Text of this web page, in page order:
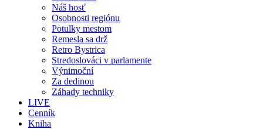
Náš hosť
Osobnosti regiónu
Potulky mestom
Remesla sa drž
Retro Bystrica
Stredoslováci v parlamente
Výnimoční
Za dedinou
Záhady techniky
LIVE
Cenník
Kniha